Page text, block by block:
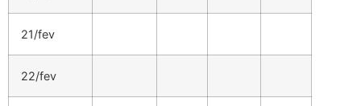
21/fev
22/fev